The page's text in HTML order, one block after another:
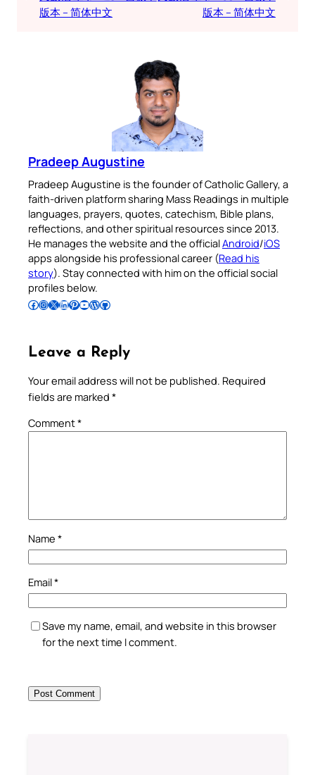
版本 – 简体中文
版本 – 简体中文
Pradeep Augustine
Pradeep Augustine is the founder of Catholic Gallery, a
faith-driven platform sharing Mass Readings in multiple
languages, prayers, quotes, catechism, Bible plans,
reflections, and other spiritual resources since 2013.
He manages the website and the officialAndroid/iOS
apps alongside his professional career (Read his
story). Stay connected with him on the official social
profiles below.
Follow Pradeep on Facebook Follow Pradeep on InstagramFollow Pradeep on X Follow Pradeep on LinkedIn Follow Pradeep on Pinterest Subscribe to Pradeep’s Youtube Channel Follow Pradeep on WordPress Follow Pradeep on GitHub
Leave a Reply
Your email address will not be published. Required
fields are marked *
Comment*
Name *
Email*
Save my name, email, and website in this browser
for the next time I comment.